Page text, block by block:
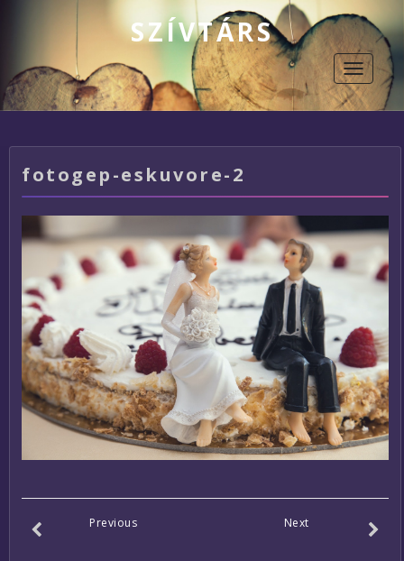
SZÍVTÁRS
Toggle
fotogep-eskuvore-2
Next
Previous